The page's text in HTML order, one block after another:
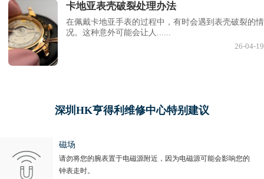
卡地亚表壳破裂处理办法
在佩戴卡地亚手表的过程中，有时会遇到表壳破裂的情
况。这种意外可能会让人......
26-04-19
深圳HK亨得利维修中心特别建议
磁场
请勿将您的腕表置于电磁源附近，因为电磁源可能会影响您的
钟表走时。